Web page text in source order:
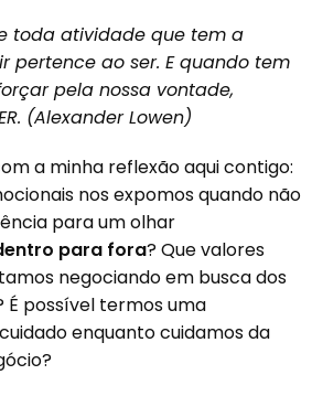
toda atividade que tem a
pertence ao ser. E quando tem
pela nossa vontade,
(Alexander Lowen)
a minha reflexão aqui contigo:
nos expomos quando não
para um olhar
para fora? Que valores
negociando em busca dos
É possível termos uma
enquanto cuidamos da